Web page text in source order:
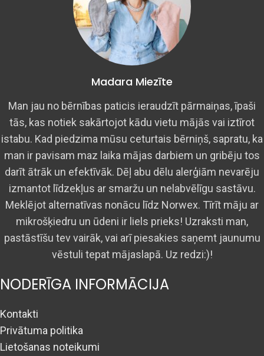
Madara Miezīte
Man jau no bērnības paticis ieraudzīt pārmaiņas, īpaši
tās, kas notiek sakārtojot kādu vietu mājās vai iztīrot
istabu. Kad piedzima mūsu ceturtais bērniņš, sapratu, ka
man ir pavisam maz laika mājas darbiem un gribēju tos
darīt ātrāk un efektīvāk. Dēļ abu dēlu alerģiām nevarēju
izmantot līdzekļus ar smaržu un nelabvēlīgu sastāvu.
Meklējot alternatīvas nonācu līdz Norwex. Tīrīt māju ar
mikrošķiedru un ūdeni ir liels prieks! Uzraksti man,
pastāstīšu tev vairāk, vai arī piesakies saņemt jaunumu
vēstuli tepat mājaslapā. Uz redzi:)!
NODERĪGA INFORMĀCIJA
Kontakti
Privātuma politika
Lietošanas noteikumi